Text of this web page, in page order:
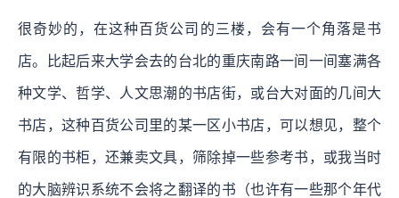
很奇妙的，在这种百货公司的三楼，会有一个角落是书
店。比起后来大学会去的台北的重庆南路一间一间塞满各
种文学、哲学、人文思潮的书店街，或台大对面的几间大
书店，这种百货公司里的某一区小书店，可以想见，整个
有限的书柜，还兼卖文具，筛除掉一些参考书，或我当时
的大脑辨识系统不会将之翻译的书（也许有一些那个年代